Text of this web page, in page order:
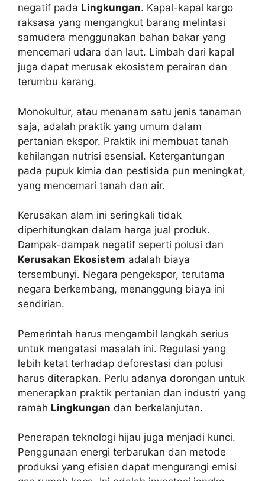
negatif pada Lingkungan. Kapal-kapal kargo
raksasa yang mengangkut barang melintasi
samudera menggunakan bahan bakar yang
mencemari udara dan laut. Limbah dari kapal
juga dapat merusak ekosistem perairan dan
terumbu karang.
Monokultur, atau menanam satu jenis tanaman
saja, adalah praktik yang umum dalam
pertanian ekspor. Praktik ini membuat tanah
kehilangan nutrisi esensial. Ketergantungan
pada pupuk kimia dan pestisida pun meningkat,
yang mencemari tanah dan air.
Kerusakan alam ini seringkali tidak
diperhitungkan dalam harga jual produk.
Dampak-dampak negatif seperti polusi dan
Kerusakan Ekosistem adalah biaya
tersembunyi. Negara pengekspor, terutama
negara berkembang, menanggung biaya ini
sendirian.
Pemerintah harus mengambil langkah serius
untuk mengatasi masalah ini. Regulasi yang
lebih ketat terhadap deforestasi dan polusi
harus diterapkan. Perlu adanya dorongan untuk
menerapkan praktik pertanian dan industri yang
ramah Lingkungan dan berkelanjutan.
Penerapan teknologi hijau juga menjadi kunci.
Penggunaan energi terbarukan dan metode
produksi yang efisien dapat mengurangi emisi